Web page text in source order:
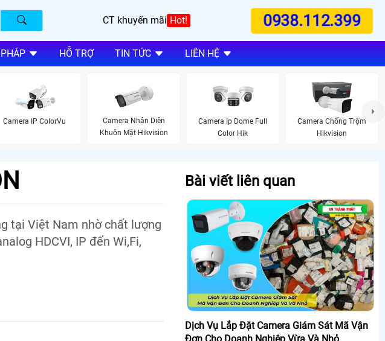
CT khuyến mãi Hot! 0938.112.399
HỖ TRỢ TIN TỨC LIÊN HỆ
Camera IP ColorVu
Camera Nhận Diện
Khuôn Mặt Hikvision
Camera Ip Dome Full
Color Hik
Camera Chống Trộm
Hikvision
tại Việt Nam nhờ chất lượng
HDCVI, IP đến Wi,Fi,
Bài viết liên quan
Dịch Vụ Lắp Đặt Camera Giám Sát Mã Vận